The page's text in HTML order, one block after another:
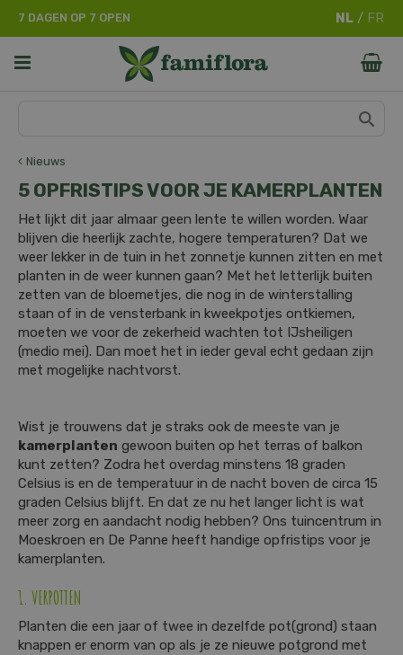
Nieuws
7 DAGEN OP 7 OPEN
5 OPFRISTIPS VOOR JE KAMERPLANTEN
Het lijkt dit jaar almaar geen lente te willen worden. Waar
blijven die heerlijk zachte, hogere temperaturen? Dat we
weer lekker in de tuin in het zonnetje kunnen zitten en met
planten in de weer kunnen gaan? Met het letterlijk buiten
zetten van de bloemetjes, die nog in de winterstalling
staan of in de vensterbank in kweekpotjes ontkiemen,
moeten we voor de zekerheid wachten tot IJsheiligen
(medio mei). Dan moet het in ieder geval echt gedaan zijn
met mogelijke nachtvorst.
Wist je trouwens dat je straks ook de meeste van je
kamerplanten gewoon buiten op het terras of balkon
kunt zetten? Zodra het overdag minstens 18 graden
Celsius is en de temperatuur in de nacht boven de circa 15
graden Celsius blijft. En dat ze nu het langer licht is wat
meer zorg en aandacht nodig hebben? Ons tuincentrum in
Moeskroen en De Panne heeft handige opfristips voor je
kamerplanten.
1. VERPOTTEN
Planten die een jaar of twee in dezelfde pot(grond) staan
knappen er enorm van op als je ze nieuwe potgrond met